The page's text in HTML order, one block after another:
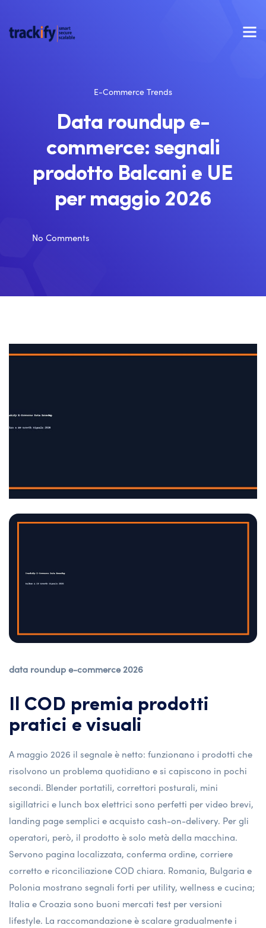
E-Commerce Trends
Data roundup e-
commerce: segnali
prodotto Balcani e UE
per maggio 2026
No Comments
data roundup e-commerce 2026
Il COD premia prodotti
pratici e visuali
A maggio 2026 il segnale è netto: funzionano i prodotti che
risolvono un problema quotidiano e si capiscono in pochi
secondi. Blender portatili, correttori posturali, mini
sigillatrici e lunch box elettrici sono perfetti per video brevi,
landing page semplici e acquisto cash-on-delivery. Per gli
operatori, però, il prodotto è solo metà della macchina.
Servono pagina localizzata, conferma ordine, corriere
corretto e riconciliazione COD chiara. Romania, Bulgaria e
Polonia mostrano segnali forti per utility, wellness e cucina;
Italia e Croazia sono buoni mercati test per versioni
lifestyle. La raccomandazione è scalare gradualmente i